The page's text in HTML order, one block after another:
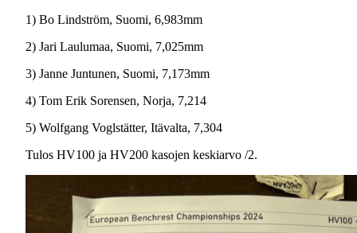
1) Bo Lindström, Suomi, 6,983mm
2) Jari Laulumaa, Suomi, 7,025mm
3) Janne Juntunen, Suomi, 7,173mm
4) Tom Erik Sorensen, Norja, 7,214
5) Wolfgang Voglstätter, Itävalta, 7,304
Tulos HV100 ja HV200 kasojen keskiarvo /2.